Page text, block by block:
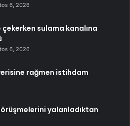
6, 2026
çekerken sulama kanalına
6, 2026
rağmen istihdam
yalanladıktan